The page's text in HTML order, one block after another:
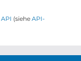
API (siehe API-